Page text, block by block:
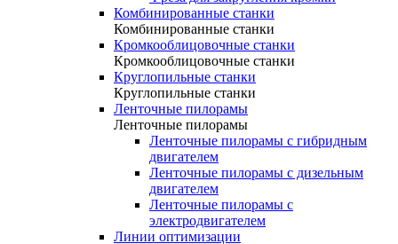
Комбинированные станки
Комбинированные станки
Кромкооблицовочные станки
Кромкооблицовочные станки
Круглопильные станки
Круглопильные станки
Ленточные пилорамы
Ленточные пилорамы
Ленточные пилорамы с гибридным
двигателем
Ленточные пилорамы с дизельным
двигателем
Ленточные пилорамы с
электродвигателем
Линии оптимизации